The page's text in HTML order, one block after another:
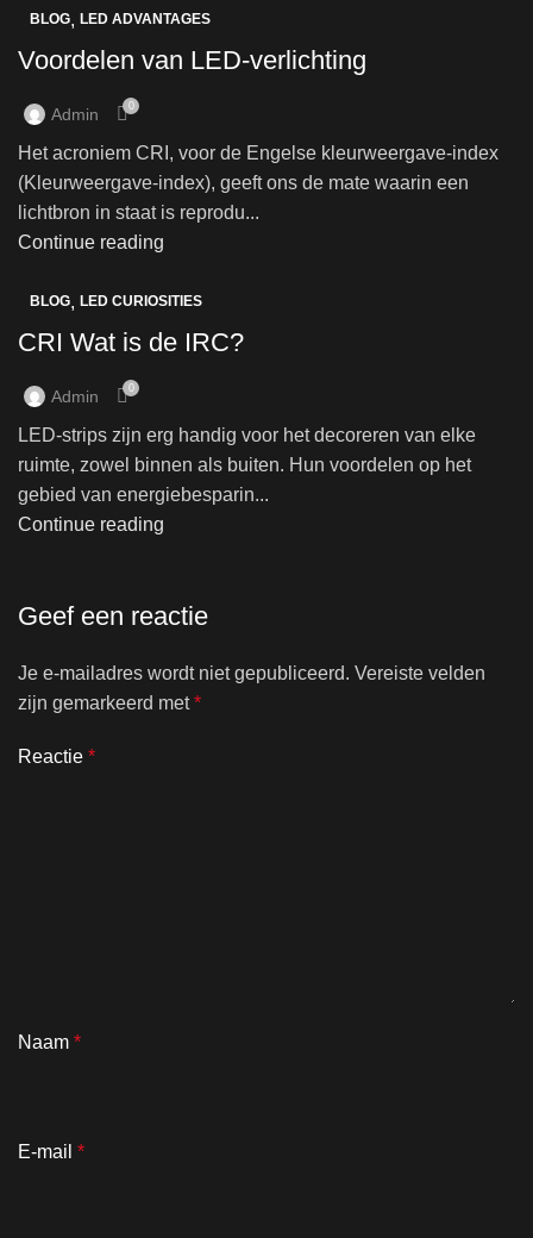
BLOG, LED ADVANTAGES
Voordelen van LED-verlichting
Admin 0
Het acroniem CRI, voor de Engelse kleurweergave-index
(Kleurweergave-index), geeft ons de mate waarin een
lichtbron in staat is reprodu...
Continue reading
BLOG, LED CURIOSITIES
CRI Wat is de IRC?
Admin 0
LED-strips zijn erg handig voor het decoreren van elke
ruimte, zowel binnen als buiten. Hun voordelen op het
gebied van energiebesparin...
Continue reading
Geef een reactie
Je e-mailadres wordt niet gepubliceerd. Vereiste velden
zijn gemarkeerd met*
Reactie *
Naam *
E-mail *